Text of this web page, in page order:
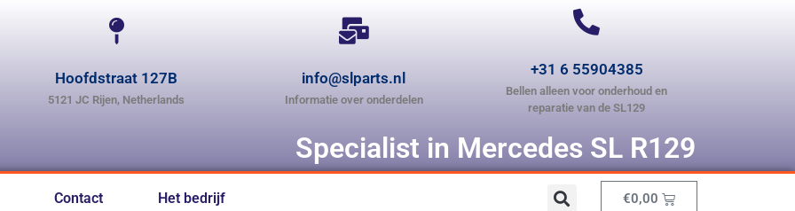
Hoofdstraat 127B
5121 JC Rijen, Netherlands
info@slparts.nl
Informatie over onderdelen
+31 6 55904385
Bellen alleen voor onderhoud en
reparatie van de SL129
Specialist in Mercedes SL R129
Contact Het bedrijf €0,00